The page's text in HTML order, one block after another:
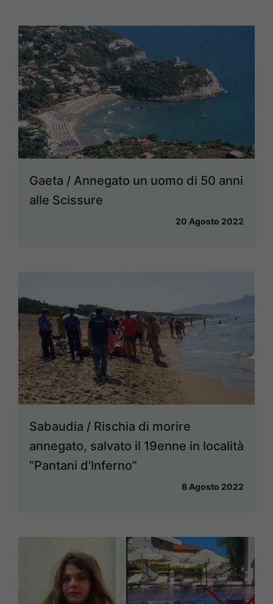
Gaeta / Annegato un uomo di 50 anni
alle Scissure
20 Agosto 2022
Sabaudia / Rischia di morire
annegato, salvato il 19enne in località
“Pantani d’Inferno”
8 Agosto 2022